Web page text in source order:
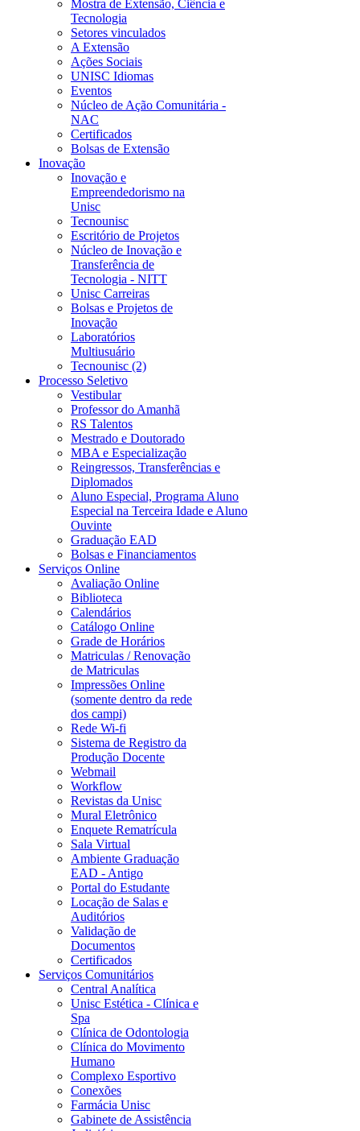
Mostra de Extensão, Ciência e
Tecnologia
Setores vinculados
A Extensão
Ações Sociais
UNISC Idiomas
Eventos
Núcleo de Ação Comunitária -
NAC
Certificados
Bolsas de Extensão
Inovação
Inovação e
Empreendedorismo na
Unisc
Tecnounisc
Escritório de Projetos
Núcleo de Inovação e
Transferência de
Tecnologia - NITT
Unisc Carreiras
Bolsas e Projetos de
Inovação
Laboratórios
Multiusuário
Tecnounisc (2)
Processo Seletivo
Vestibular
Professor do Amanhã
RS Talentos
Mestrado e Doutorado
MBA e Especialização
Reingressos, Transferências e
Diplomados
Aluno Especial, Programa Aluno
Especial na Terceira Idade e Aluno
Ouvinte
Graduação EAD
Bolsas e Financiamentos
Serviços Online
Avaliação Online
Biblioteca
Calendários
Catálogo Online
Grade de Horários
Matriculas / Renovação
de Matriculas
Impressões Online
(somente dentro da rede
dos campi)
Rede Wi-fi
Sistema de Registro da
Produção Docente
Webmail
Workflow
Revistas da Unisc
Mural Eletrônico
Enquete Rematrícula
Sala Virtual
Ambiente Graduação
EAD - Antigo
Portal do Estudante
Locação de Salas e
Auditórios
Validação de
Documentos
Certificados
Serviços Comunitários
Central Analítica
Unisc Estética - Clínica e
Spa
Clínica de Odontologia
Clínica do Movimento
Humano
Complexo Esportivo
Conexões
Farmácia Unisc
Gabinete de Assistência